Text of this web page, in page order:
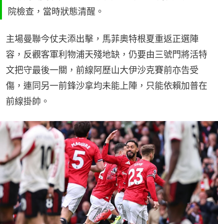
院檢查，當時狀態清醒。
主場曼聯今仗夫添出擊，馬菲奧特根夏重返正選陣
容，反觀客軍利物浦天殘地缺，仍要由三號門將活特
文把守最後一關，前線阿歷山大伊沙克賽前亦告受
傷，連同另一前鋒沙拿均未能上陣，只能依賴加普在
前線掛帥。